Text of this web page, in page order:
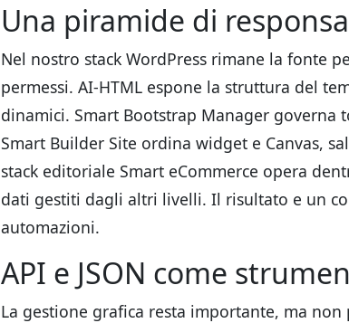
Una piramide di
Nel nostro stack WordPress rimane la fonte
permessi. AI-HTML espone la struttura del
dinamici. Smart Bootstrap Manager
Smart Builder Site ordina widget e Canvas,
stack editoriale Smart eCommerce opera
dati gestiti dagli altri livelli. Il risultato e un
automazioni.
API e JSON come
La gestione grafica resta importante, ma non